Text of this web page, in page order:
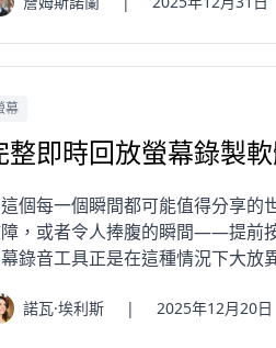
幕
整即時回放螢幕錄製
個每一個瞬間都可能值得分享
，或者令人捧腹的瞬間——提前按
錄音工具正是在這種情況下大放
諾瓦·埃利斯 | 2025年12月20日